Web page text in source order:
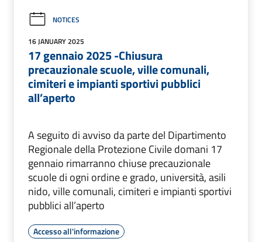
NOTICES
16 JANUARY 2025
17 gennaio 2025 -Chiusura
precauzionale scuole, ville comunali,
cimiteri e impianti sportivi pubblici
all’aperto
A seguito di avviso da parte del Dipartimento
Regionale della Protezione Civile domani 17
gennaio rimarranno chiuse precauzionale
scuole di ogni ordine e grado, università, asili
nido, ville comunali, cimiteri e impianti sportivi
pubblici all’aperto
Accesso all'informazione